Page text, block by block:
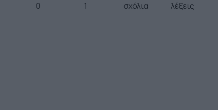
0 1 σχόλια λέξεις